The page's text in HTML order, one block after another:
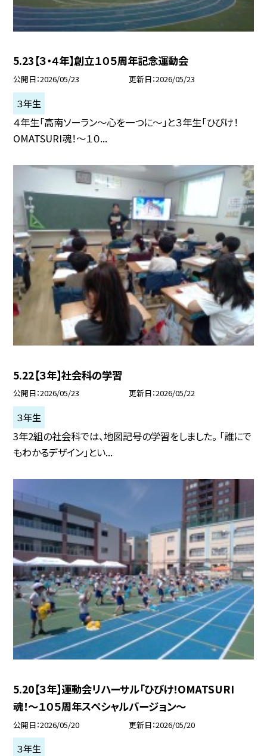
5.23【３・４年】創立１０５周年記念運動会
公開日 2026/05/23 更新日 2026/05/23
３年生
４年生「高南ソーラン〜心を一つに〜」と３年生「ひびけ！
OMATSURI魂！〜１０...
5.22【３年】社会科の学習
公開日 2026/05/23 更新日 2026/05/22
３年生
3年2組の社会科では、地図記号の学習をしました。 「誰にで
もわかるデザイン」とい...
5.20【３年】運動会リハーサル「ひびけ！OMATSURI
魂！〜１０５周年スペシャルバージョン〜
公開日 2026/05/20 更新日 2026/05/20
３年生